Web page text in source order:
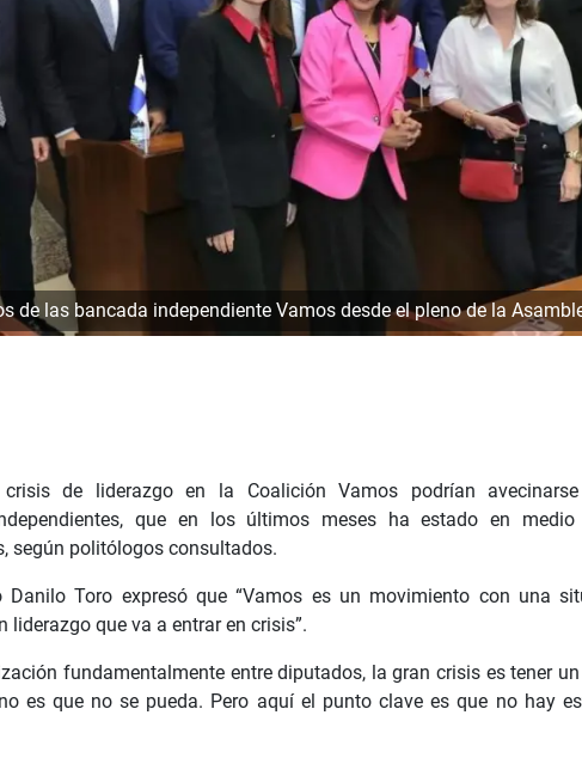
de las bancada independiente Vamos desde el pleno de la
de liderazgo en la Coalición Vamos podrían
que en los últimos meses ha estado en
según politólogos consultados.
Danilo Toro expresó que “Vamos es un movimiento con una
liderazgo que va a entrar en crisis”.
fundamentalmente entre diputados, la gran crisis es tener
es que no se pueda. Pero aquí el punto clave es que no hay